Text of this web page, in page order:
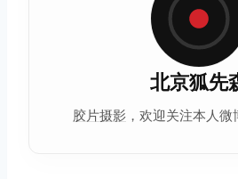
北京狐先
胶片摄影 ，欢迎关注本人